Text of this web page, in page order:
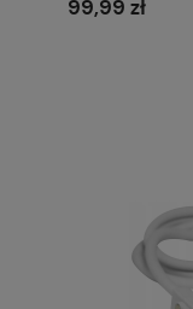
99,99 zł